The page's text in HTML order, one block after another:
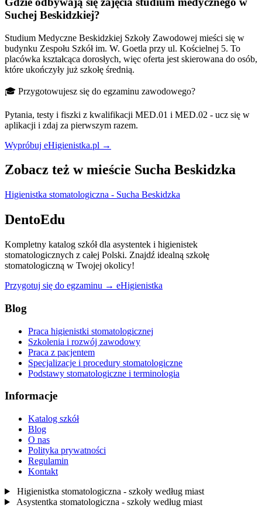
Suchej Beskidzkiej?
Studium Medyczne Beskidzkiej Szkoły Zawodowej mieści się w
budynku Zespołu Szkół im. W. Goetla przy ul. Kościelnej 5. To
placówka kształcąca dorosłych, więc oferta jest skierowana do osób,
które ukończyły już szkołę średnią.
🎓 Przygotowujesz się do egzaminu zawodowego?
Pytania, testy i fiszki z kwalifikacji MED.01 i MED.02 - ucz się w
aplikacji i zdaj za pierwszym razem.
Wypróbuj eHigienistka.pl →
Zobacz też w mieście Sucha Beskidzka
Higienistka stomatologiczna - Sucha Beskidzka
DentoEdu
Kompletny katalog szkół dla asystentek i higienistek
stomatologicznych z całej Polski. Znajdź idealną szkołę
stomatologiczną w Twojej okolicy!
Przygotuj się do egzaminu → eHigienistka
Blog
Praca higienistki stomatologicznej
Szkolenia i rozwój zawodowy
Praca z pacjentem
Specjalizacje i procedury stomatologiczne
Podstawy stomatologiczne i terminologia
Informacje
Katalog szkół
Blog
O nas
Polityka prywatności
Regulamin
Kontakt
Higienistka stomatologiczna - szkoły według miast
Asystentka stomatologiczna - szkoły według miast